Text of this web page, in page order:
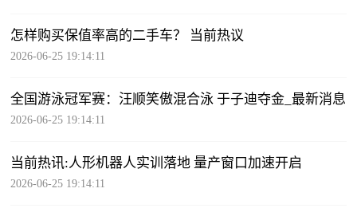
怎样购买保值率高的二手车？ 当前热议
2026-06-25 19:14:11
全国游泳冠军赛：汪顺笑傲混合泳 于子迪夺金_最新消息
2026-06-25 19:14:11
当前热讯:人形机器人实训落地 量产窗口加速开启
2026-06-25 19:14:11